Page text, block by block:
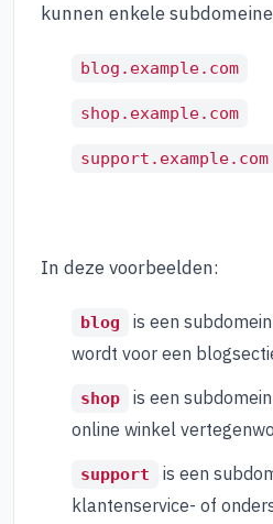
kunnen enkele
blog.example.com
shop.example.com
support.example.com
In deze voorbeelden:
blog
is een
wordt voor een
shop
is een
online winkel
support
is een
klantenservice- of